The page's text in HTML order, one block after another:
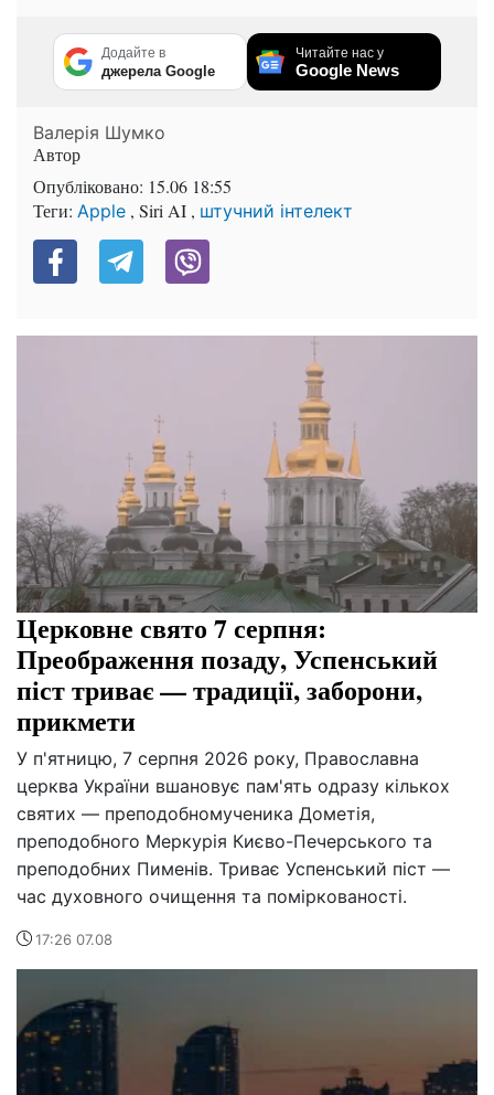
Додайте в
джерела Google
Читайте нас у
Google News
Валерія Шумко
Автор
Опубліковано: 15.06 18:55
Теги: Apple , Siri AI , штучний інтелект
Церковне свято 7 серпня:
Преображення позаду, Успенський
піст триває — традиції, заборони,
прикмети
У п'ятницю, 7 серпня 2026 року, Православна
церква України вшановує пам'ять одразу кількох
святих — преподобномученика Дометія,
преподобного Меркурія Києво-Печерського та
преподобних Пименів. Триває Успенський піст —
час духовного очищення та поміркованості.
17:26 07.08